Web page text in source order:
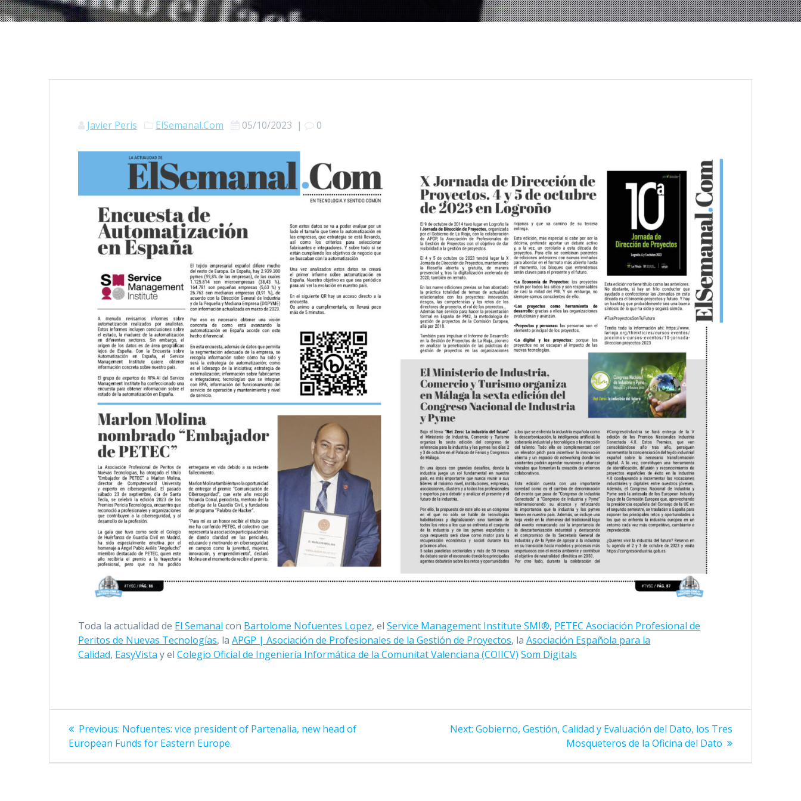
Javier Peris ElSemanal.Com 05/10/2023 | 0
Toda la actualidad de El Semanal con Bartolome Nofuentes Lopez, elService Management Institute SMI®, PETEC Asociación Profesional de
Peritos de Nuevas Tecnologías, laAPGP | Asociación de Profesionales de la Gestión de Proyectos, laAsociación Española para la
Calidad, EasyVista y elColegio Oficial de Ingeniería Informática de la Comunitat Valenciana (COIICV) Som Digitals
Navegación
de
Previous: Previous
post:
Nofuentes: vice president of Partenalia, new head of
European Funds for Eastern Europe.
Next: Next
Gobierno, Gestión, Calidad y Evaluación del Dato, los Tres
Mosqueteros de la Oficina del Dato